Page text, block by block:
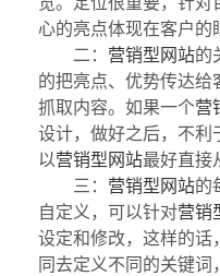
心的亮点体现在客户的
二： 营销型网站的
的把亮点、优势传达给
抓取内容。如果一个营
设计，做好之后，不利
以营销型网站最好直接
三： 营销型网站的
自定义，可以针对营销
设定和修改，这样的话
同去定义不同的关键